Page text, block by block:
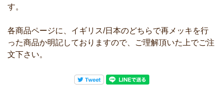
す。
各商品ページに、イギリス/日本のどちらで再メッキを行
った商品か明記しておりますので、ご理解頂いた上でご注
文下さい。